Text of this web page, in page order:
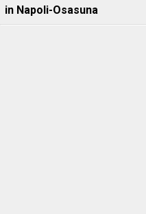
in Napoli-Osasuna